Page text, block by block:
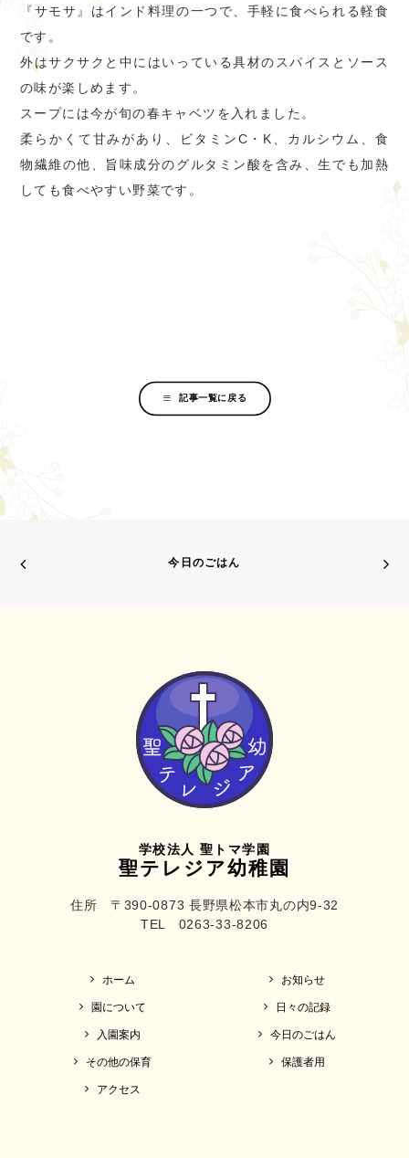
『サモサ』はインド料理の一つで、手軽に食べられる軽食
です。
外はサクサクと中にはいっている具材のスパイスとソース
の味が楽しめます。
スープには今が旬の春キャベツを入れました。
柔らかくて甘みがあり、ビタミンC・K、カルシウム、食
物繊維の他、旨味成分のグルタミン酸を含み、生でも加熱
しても食べやすい野菜です。
記事一覧に戻る
今日のごはん
学校法人 聖トマ学園
聖テレジア幼稚園
住所 〒390-0873 長野県松本市丸の内9-32
TEL 0263-33-8206
ホーム
園について
入園案内
その他の保育
アクセス
お知らせ
日々の記録
今日のごはん
保護者用